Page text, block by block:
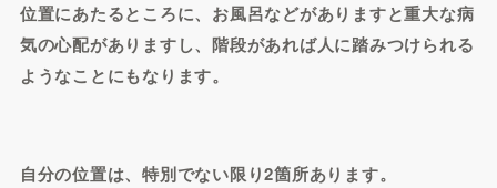
位置にあたるところに、お風呂などがありますと重大な病
気の心配がありますし、階段があれば人に踏みつけられる
ようなことにもなります。
自分の位置は、特別でない限り2箇所あります。